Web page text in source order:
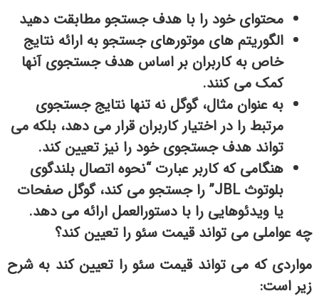
محتوای خود را با هدف جستجو مطابقت دهید
الگوریتم های موتورهای جستجو به ارائه نتایج
خاص به کاربران بر اساس هدف جستجوی آنها
کمک می کنند.
به عنوان مثال، گوگل نه تنها نتایج جستجوی
مرتبط را در اختیار کاربران قرار می دهد، بلکه می
تواند هدف جستجوی خود را نیز تعیین کند.
هنگامی که کاربر عبارت “نحوه اتصال بلندگوی
بلوتوث JBL” را جستجو می کند، گوگل صفحات
یا ویدئوهایی را با دستورالعمل ارائه می دهد.
چه عواملی می تواند قیمت سئو را تعیین کند؟
مواردی که می تواند قیمت سئو را تعیین کند به شرح
زیر است: